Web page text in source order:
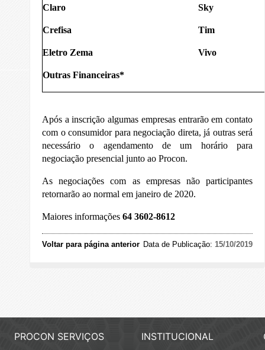
Claro Sky
Crefisa Tim
Eletro Zema Vivo
Outras Financeiras*
Após a inscrição algumas empresas entrarão em contato
com o consumidor para negociação direta, já outras será
necessário o agendamento de um horário para
negociação presencial junto ao Procon.
As negociações com as empresas não participantes
retornarão ao normal em janeiro de 2020.
Maiores informações 64 3602-8612
Voltar para página anterior Data de Publicação: 15/10/2019
PROCON SERVIÇOS
INSTITUCIONAL